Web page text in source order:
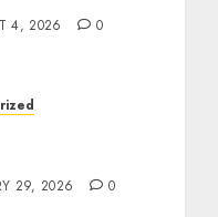
4, 2026 0
29, 2026 0